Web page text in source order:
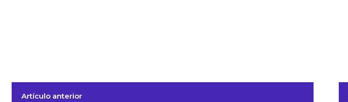
Artículo anterior